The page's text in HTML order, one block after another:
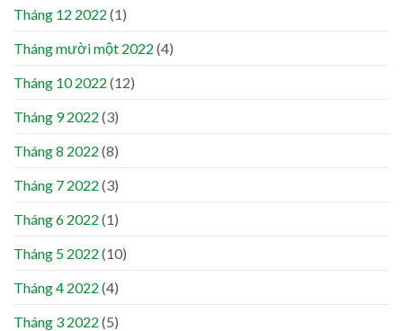
Tháng 12 2022 (1)
Tháng mười một 2022 (4)
Tháng 10 2022 (12)
Tháng 9 2022 (3)
Tháng 8 2022 (8)
Tháng 7 2022 (3)
Tháng 6 2022 (1)
Tháng 5 2022 (10)
Tháng 4 2022 (4)
Tháng 3 2022 (5)